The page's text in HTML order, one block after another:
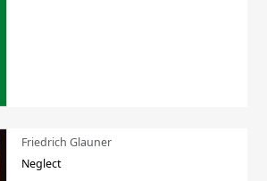
Friedrich Glauner
Neglect